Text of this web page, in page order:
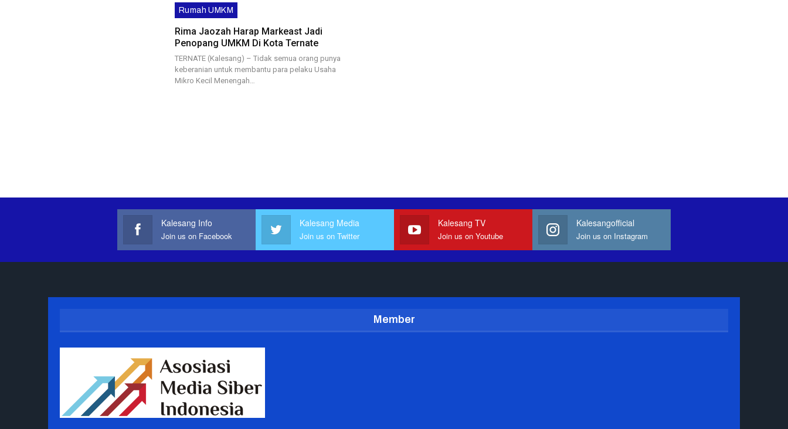
Rumah UMKM
Rima Jaozah Harap Markeast Jadi
Penopang UMKM Di Kota Ternate
TERNATE (Kalesang) – Tidak semua orang punya
keberanian untuk membantu para pelaku Usaha
Mikro Kecil Menengah…
Kalesang Info
Join us on Facebook
Kalesang Media
Join us on Twitter
Kalesang TV
Join us on Youtube
Kalesangofficial
Join us on Instagram
Member